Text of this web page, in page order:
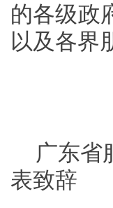
的各级政
以及各界
广东省
表致辞